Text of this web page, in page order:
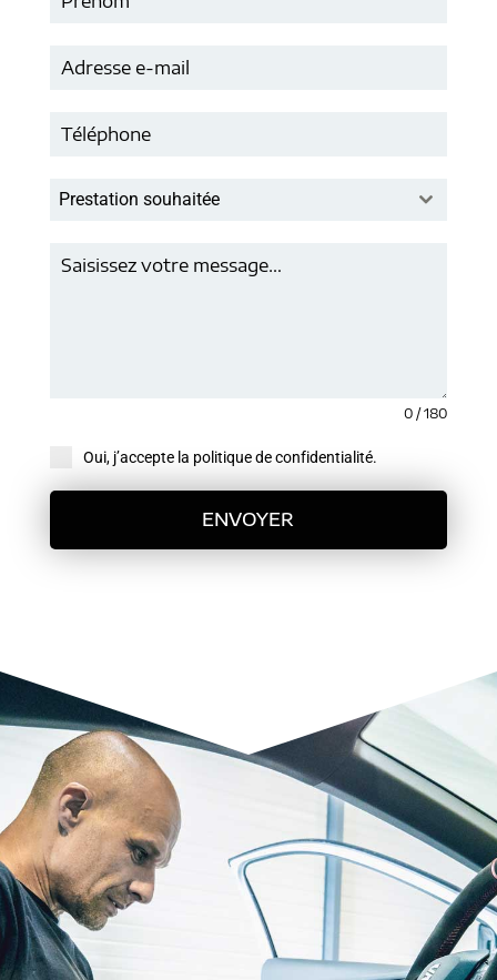
Prestation souhaitée
0 / 180
Oui, j’accepte la politique de confidentialité.
ENVOYER